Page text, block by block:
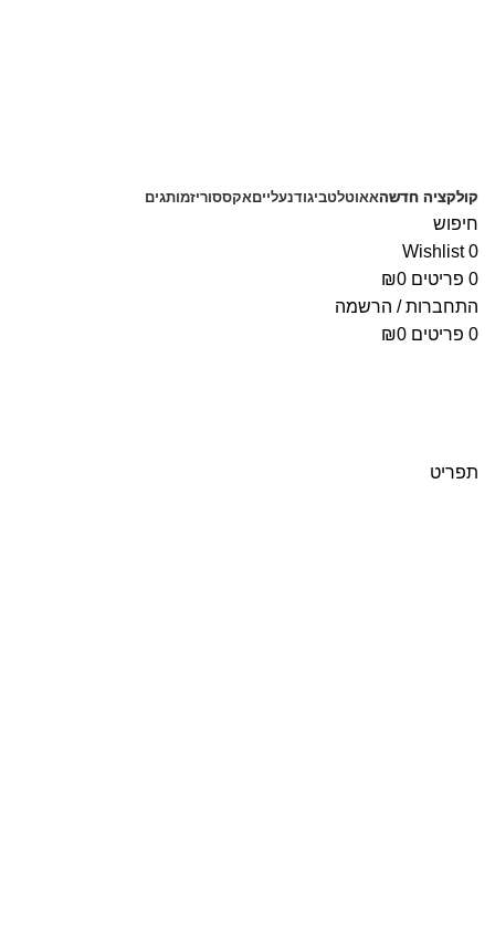
קולקציה חדשהאאוטלטביגודנעלייםאקססוריזמותגים
חיפוש
0
Wishlist
0 פריטים ₪0
התחברות / הרשמה
0 פריטים ₪0
תפריט